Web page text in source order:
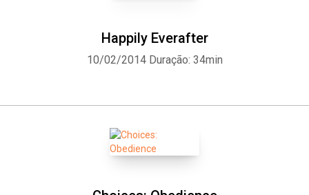
Happily Everafter
10/02/2014 Duração: 34min